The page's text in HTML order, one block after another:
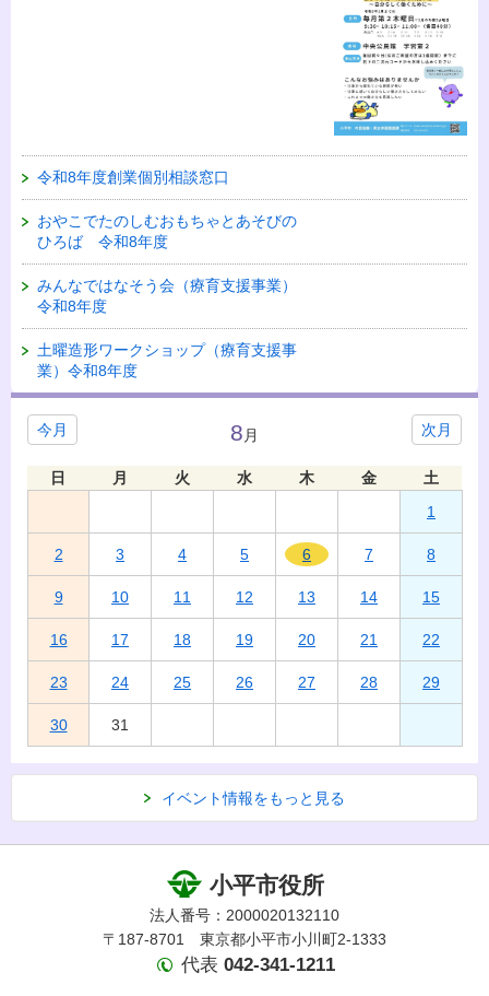
令和8年度創業個別相談窓口
おやこでたのしむおもちゃとあそびの
ひろば 令和8年度
みんなではなそう会（療育支援事業）
令和8年度
土曜造形ワークショップ（療育支援事
業）令和8年度
今月 次月
8 月
日 月 火 水 木 金
土
1
2 3 4 5 6 7 8
9 10 11 12 13 14 15
16 17 18 19 20 21 22
23 24 25 26 27 28 29
30 31
イベント情報をもっと見る
小平市役所
法人番号：2000020132110
〒187-8701 東京都小平市小川町2-1333
代表 042-341-1211